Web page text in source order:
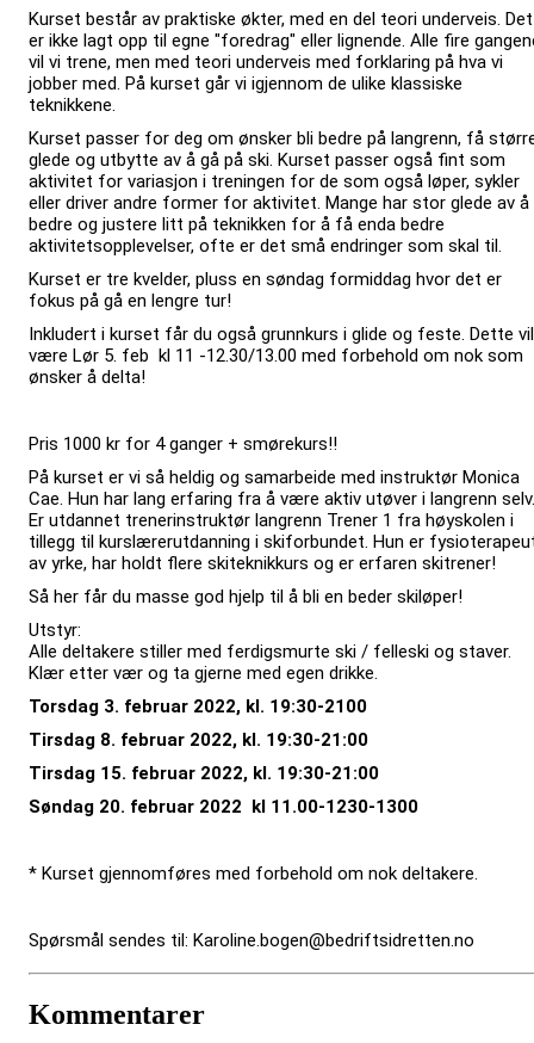
Kurset består av praktiske økter, med en del teori underveis. Det
er ikke lagt opp til egne "foredrag" eller lignende. Alle fire
vil vi trene, men med teori underveis med forklaring på hva vi
jobber med. På kurset går vi igjennom de ulike klassiske
teknikkene.
Kurset passer for deg om ønsker bli bedre på langrenn, få
glede og utbytte av å gå på ski. Kurset passer også fint som
aktivitet for variasjon i treningen for de som også løper, sykler
eller driver andre former for aktivitet. Mange har stor glede av å
bedre og justere litt på teknikken for å få enda bedre
aktivitetsopplevelser, ofte er det små endringer som skal til.
Kurset er tre kvelder, pluss en søndag formiddag hvor det er
fokus på gå en lengre tur!
Inkludert i kurset får du også grunnkurs i glide og feste. Dette vil
være Lør 5. feb kl 11 -12.30/13.00 med forbehold om nok som
ønsker å delta!
Pris 1000 kr for 4 ganger + smørekurs!!
På kurset er vi så heldig og samarbeide med instruktør Monica
Cae. Hun har lang erfaring fra å være aktiv utøver i langrenn selv.
Er utdannet trenerinstruktør langrenn Trener 1 fra høyskolen i
tillegg til kurslærerutdanning i skiforbundet. Hun er
av yrke, har holdt flere skiteknikkurs og er erfaren skitrener!
Så her får du masse god hjelp til å bli en beder skiløper!
Utstyr:
Alle deltakere stiller med ferdigsmurte ski / felleski og staver.
Klær etter vær og ta gjerne med egen drikke.
Torsdag 3. februar 2022, kl. 19:30-2100
Tirsdag 8. februar 2022, kl. 19:30-21:00
Tirsdag 15. februar 2022, kl. 19:30-21:00
Søndag 20. februar 2022 kl 11.00-1230-1300
* Kurset gjennomføres med forbehold om nok deltakere.
Spørsmål sendes til: Karoline.bogen@bedriftsidretten.no
Kommentarer